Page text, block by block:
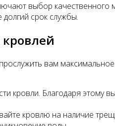
выбор
срок службы.
вам
кровли. Благодаря
кровлю на наличие